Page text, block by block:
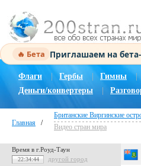
🔥 Бета Приглашаем на
Флаги Гербы Гимны |
Деньги/конвертеры
Главная /
Британские Виргинские
Видео стран мира
Время в г.Роуд-Таун
22:34:44 другой город